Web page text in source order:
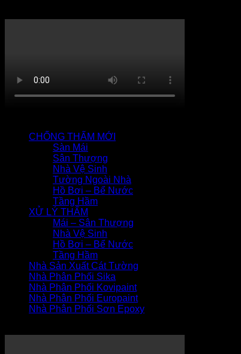
CHỐNG THẤM MỚI
Sàn Mái
Sân Thượng
Nhà Vệ Sinh
Tường Ngoài Nhà
Hồ Bơi – Bể Nước
Tầng Hầm
XỬ LÝ THẤM
Mái – Sân Thượng
Nhà Vệ Sinh
Hồ Bơi – Bể Nước
Tầng Hầm
Nhà Sản Xuất Cát Tường
Nhà Phân Phối Sika
Nhà Phân Phối Kovipaint
Nhà Phân Phối Europaint
Nhà Phân Phối Sơn Epoxy